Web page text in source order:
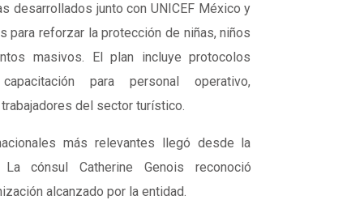
desarrollados junto conUNICEF México y
para reforzar la protección de niñas, niños
masivos. El plan incluye protocolos
para personal operativo,
del sector turístico.
más relevantes llegó desde la
La cónsulCatherine Genois reconoció
alcanzado por la entidad.